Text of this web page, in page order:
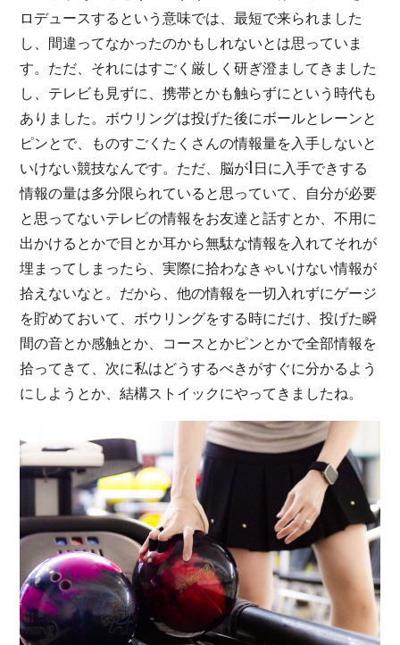
ロデュースするという意味では、最短で来られました
し、間違ってなかったのかもしれないとは思っていま
す。ただ、それにはすごく厳しく研ぎ澄ましてきました
し、テレビも見ずに、携帯とかも触らずにという時代も
ありました。ボウリングは投げた後にボールとレーンと
ピンとで、ものすごくたくさんの情報量を入手しないと
いけない競技なんです。ただ、脳が1日に入手できする
情報の量は多分限られていると思っていて、自分が必要
と思ってないテレビの情報をお友達と話すとか、不用に
出かけるとかで目とか耳から無駄な情報を入れてそれが
埋まってしまったら、実際に拾わなきゃいけない情報が
拾えないなと。だから、他の情報を一切入れずにゲージ
を貯めておいて、ボウリングをする時にだけ、投げた瞬
間の音とか感触とか、コースとかピンとかで全部情報を
拾ってきて、次に私はどうするべきがすぐに分かるよう
にしようとか、結構ストイックにやってきましたね。